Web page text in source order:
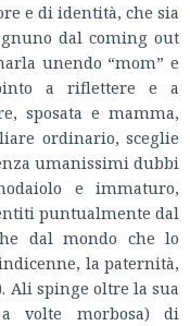
e di identità, che sia
dal coming out
unendo “mom” e
a riflettere e a
sposata e mamma,
ordinario, sceglie
umanissimi dubbi
e immaturo,
puntualmente dal
dal mondo che lo
la paternità,
Ali spinge oltre la sua
volte morbosa) di